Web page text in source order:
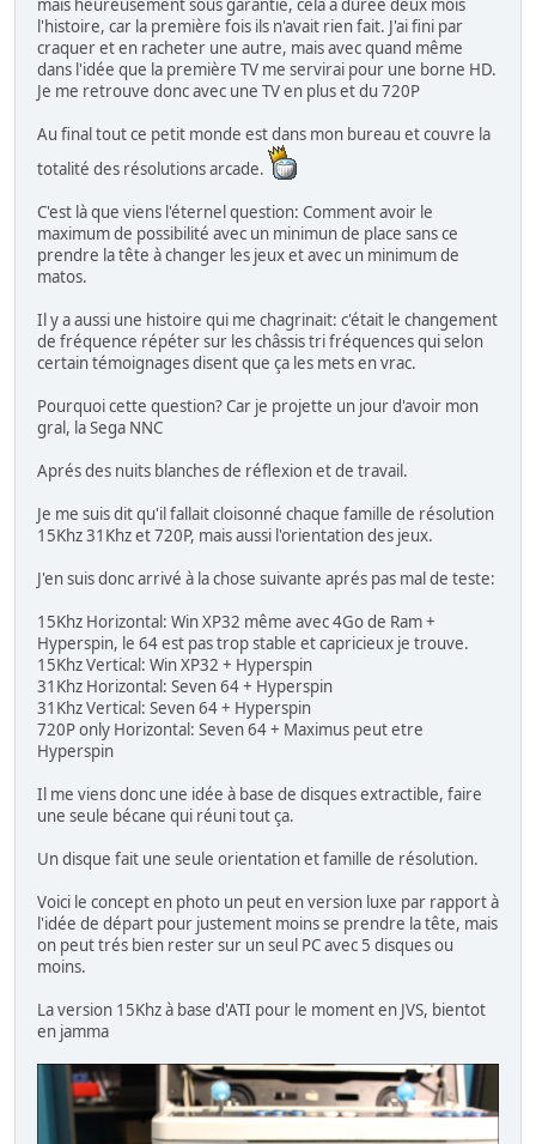
mais heureusement sous garantie, cela à durée deux mois
l'histoire, car la première fois ils n'avait rien fait. J'ai fini par
craquer et en racheter une autre, mais avec quand même
dans l'idée que la première TV me servirai pour une borne HD.
Je me retrouve donc avec une TV en plus et du 720P
Au final tout ce petit monde est dans mon bureau et couvre la
totalité des résolutions arcade.
C'est là que viens l'éternel question: Comment avoir le
maximum de possibilité avec un minimun de place sans ce
prendre la tête à changer les jeux et avec un minimum de
matos.
Il y a aussi une histoire qui me chagrinait: c'était le changement
de fréquence répéter sur les châssis tri fréquences qui selon
certain témoignages disent que ça les mets en vrac.
Pourquoi cette question? Car je projette un jour d'avoir mon
gral, la Sega NNC
Aprés des nuits blanches de réflexion et de travail.
Je me suis dit qu'il fallait cloisonné chaque famille de résolution
15Khz 31Khz et 720P, mais aussi l'orientation des jeux.
J'en suis donc arrivé à la chose suivante aprés pas mal de teste:
15Khz Horizontal: Win XP32 même avec 4Go de Ram +
Hyperspin, le 64 est pas trop stable et capricieux je trouve.
15Khz Vertical: Win XP32 + Hyperspin
31Khz Horizontal: Seven 64 + Hyperspin
31Khz Vertical: Seven 64 + Hyperspin
720P only Horizontal: Seven 64 + Maximus peut etre
Hyperspin
Il me viens donc une idée à base de disques extractible, faire
une seule bécane qui réuni tout ça.
Un disque fait une seule orientation et famille de résolution.
Voici le concept en photo un peut en version luxe par rapport à
l'idée de départ pour justement moins se prendre la tête, mais
on peut trés bien rester sur un seul PC avec 5 disques ou
moins.
La version 15Khz à base d'ATI pour le moment en JVS, bientot
en jamma